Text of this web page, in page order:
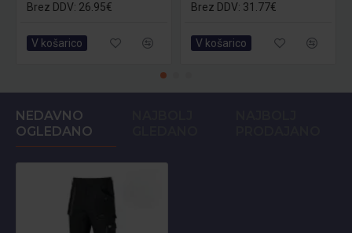
Brez DDV: 26.95€
V košarico
Brez DDV: 31.77€
V košarico
NEDAVNO
OGLEDANO